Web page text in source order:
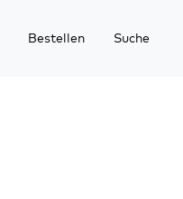
Bestellen Suche